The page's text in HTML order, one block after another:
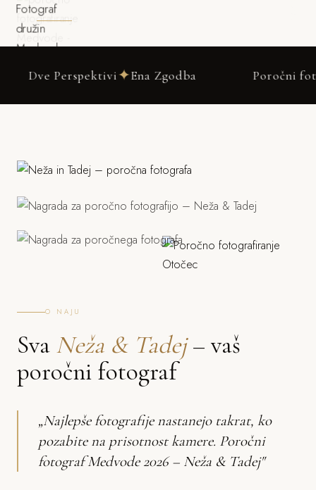
✦Ena Zgodba Poročni fotograf
O NAJU
Sva Neža & Tadej– vaš
poročni fotograf
„Najlepše fotografije nastanejo takrat, ko
pozabite na prisotnost kamere. Poročni
fotograf Medvode 2026 – Neža & Tadej"